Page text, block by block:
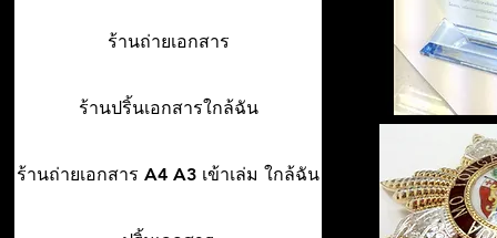
ร้านถ่ายเอกสาร
ร้านปริ้นเอกสารใกล้ฉัน
ร้านถ่ายเอกสาร A4 A3 เข้าเล่ม ใกล้ฉัน